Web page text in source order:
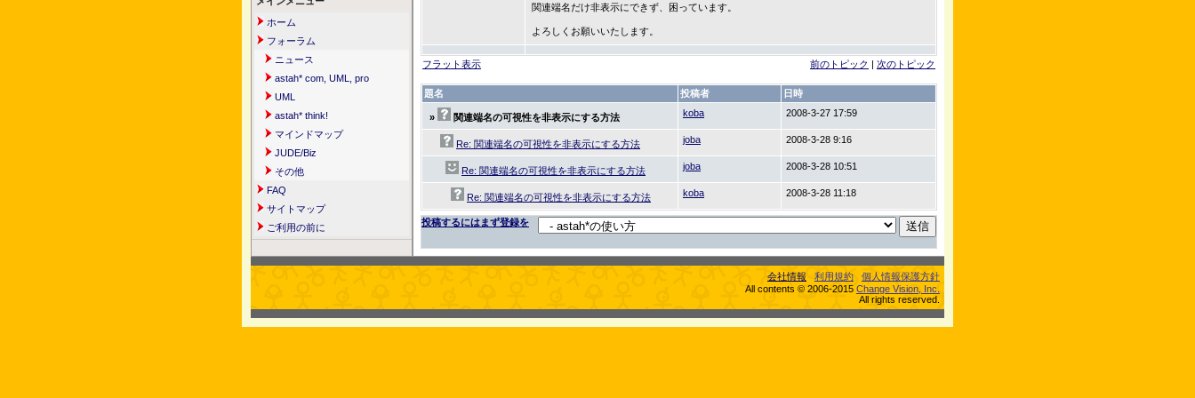
ホーム
フォーラム
ニュース
astah* com, UML, pro
UML
astah* think!
マインドマップ
JUDE/Biz
その他
FAQ
サイトマップ
ご利用の前に
関連端名だけ非表示にできず、困っています。
よろしくお願いいたします。
フラット表示 前のトピック | 次のトピック
題名 投稿者 日時
» 関連端名の可視性を非表示にする方法 koba 2008-3-27 17:59
Re: 関連端名の可視性を非表示にする方法 joba 2008-3-28 9:16
Re: 関連端名の可視性を非表示にする方法 joba 2008-3-28 10:51
Re: 関連端名の可視性を非表示にする方法 koba 2008-3-28 11:18
投稿するにはまず登録を
会社情報 利用規約
個人情報保護方針
All contents © 2006-2015 Change Vision, Inc.
All rights reserved.